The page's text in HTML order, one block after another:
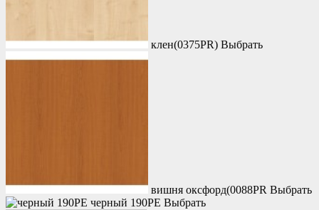
клен(0375PR) Выбрать
вишня оксфорд(0088PR Выбрать
черный 190PE Выбрать